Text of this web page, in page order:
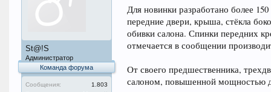
St@!S
Администратор
Команда форума
Сообщения:
1.803
Для новинки разработано более
передние двери, крыша, стёкла
обивки салона. Спинки передних
отмечается в сообщении
От своего предшественника,
салоном, повышенной мощностью